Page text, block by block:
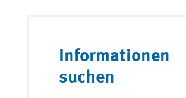
Informationen
suchen